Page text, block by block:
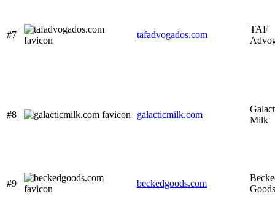
#7 tafadvogados.com
TAF
#8 galacticmilk.com
Milk
#9 beckedgoods.com
Goods